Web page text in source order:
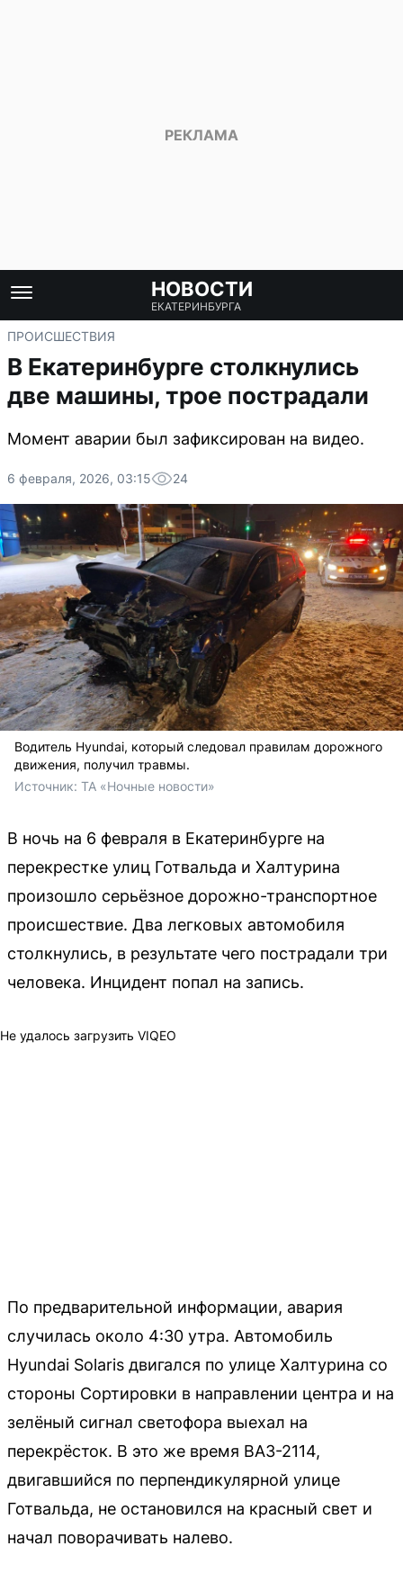
НОВОСТИ
ЕКАТЕРИНБУРГА
ПРОИСШЕСТВИЯ
В Екатеринбурге столкнулись
две машины, трое пострадали
Момент аварии был зафиксирован на видео.
6 февраля, 2026, 03:15 24
Водитель Hyundai, который следовал правилам дорожного
движения, получил травмы.
Источник: ТА «Ночные новости»
В ночь на 6 февраля в Екатеринбурге на
перекрестке улиц Готвальда и Халтурина
произошло серьёзное дорожно-транспортное
происшествие. Два легковых автомобиля
столкнулись, в результате чего пострадали три
человека. Инцидент попал на запись.
Не удалось загрузить VIQEO
По предварительной информации, авария
случилась около 4:30 утра. Автомобиль
Hyundai Solaris двигался по улице Халтурина со
стороны Сортировки в направлении центра и на
зелёный сигнал светофора выехал на
перекрёсток. В это же время ВАЗ-2114,
двигавшийся по перпендикулярной улице
Готвальда, не остановился на красный свет и
начал поворачивать налево.